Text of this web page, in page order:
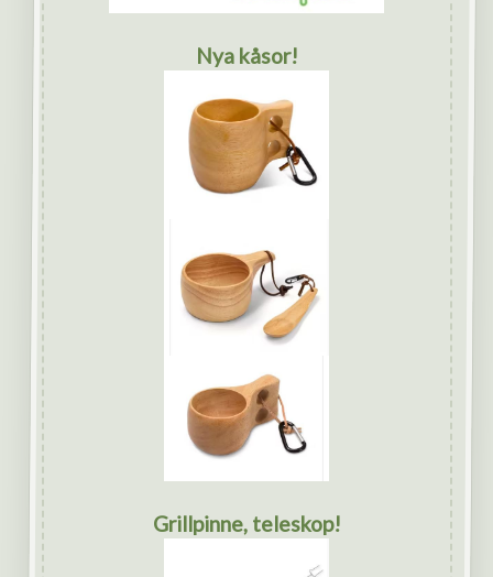
Nya kåsor!
Grillpinne, teleskop!